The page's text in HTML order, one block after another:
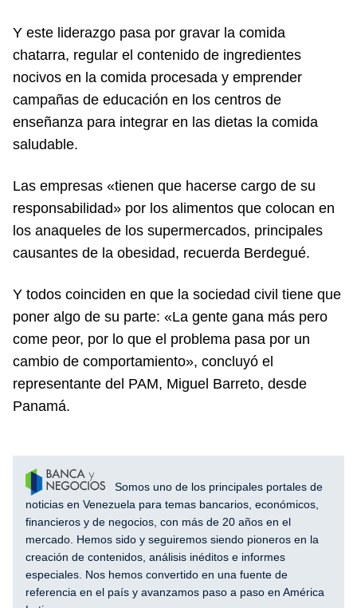
Y este liderazgo pasa por gravar la comida
chatarra, regular el contenido de ingredientes
nocivos en la comida procesada y emprender
campañas de educación en los centros de
enseñanza para integrar en las dietas la comida
saludable.
Las empresas «tienen que hacerse cargo de su
responsabilidad» por los alimentos que colocan en
los anaqueles de los supermercados, principales
causantes de la obesidad, recuerda Berdegué.
Y todos coinciden en que la sociedad civil tiene que
poner algo de su parte: «La gente gana más pero
come peor, por lo que el problema pasa por un
cambio de comportamiento», concluyó el
representante del PAM, Miguel Barreto, desde
Panamá.
Somos uno de los principales portales de
noticias en Venezuela para temas bancarios, económicos,
financieros y de negocios, con más de 20 años en el
mercado. Hemos sido y seguiremos siendo pioneros en la
creación de contenidos, análisis inéditos e informes
especiales. Nos hemos convertido en una fuente de
referencia en el país y avanzamos paso a paso en América